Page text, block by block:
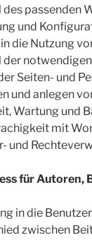
des passenden
und
die Nutzung
der
Seiten- und
und anlegen
Wartung und
mit
und
für Autoren,
in die
zwischen